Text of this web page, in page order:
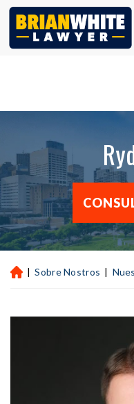
Ini | Sobre Nostros |